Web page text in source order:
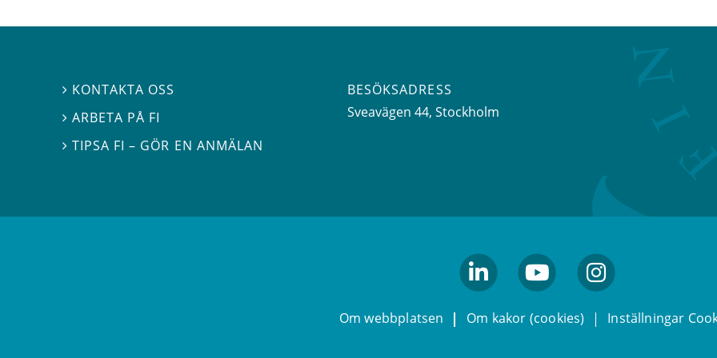
 KONTAKTA OSS
 ARBETA PÅ FI
TIPSA FI – GÖR EN ANMÄLAN
BESÖKSADRESS
Sveavägen 44, Stockholm
Om webbplatsen Om kakor (cookies) Inställningar